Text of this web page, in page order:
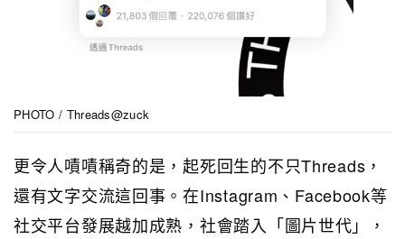
PHOTO / Threads@zuck
更令人嘖嘖稱奇的是，起死回生的不只Threads，
還有文字交流這回事。在Instagram、Facebook等
社交平台發展越加成熟，社會踏入「圖片世代」，